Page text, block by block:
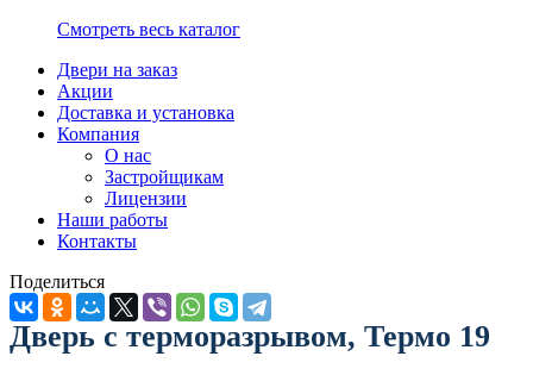
Смотреть весь каталог
Двери на заказ
Акции
Доставка и установка
Компания
О нас
Застройщикам
Лицензии
Наши работы
Контакты
Поделиться
Дверь с терморазрывом, Термо 19